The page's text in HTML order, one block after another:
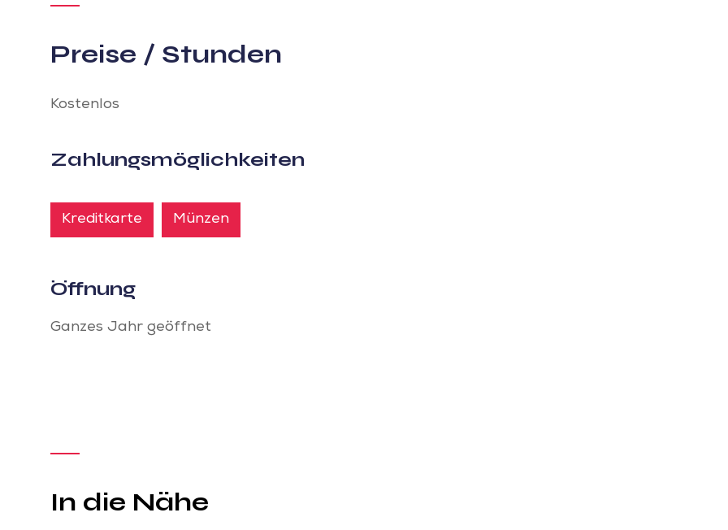
Preise / Stunden
Kostenlos
Zahlungsmöglichkeiten
Kreditkarte Münzen
Öffnung
Ganzes Jahr geöffnet
In die Nähe